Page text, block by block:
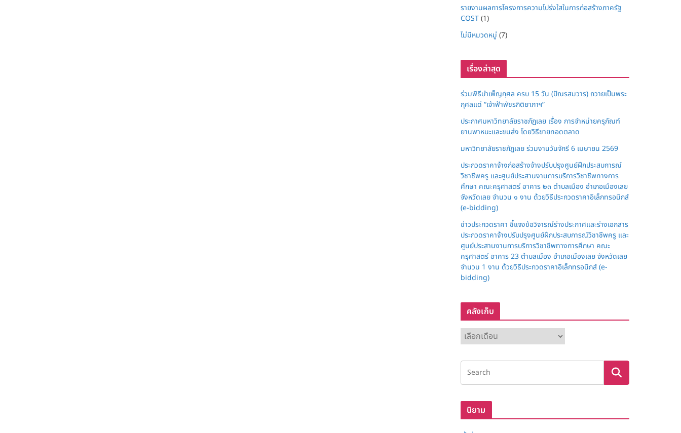
รายงานผลการโครงการความโปร่งใสในการก่อสร้างภาครัฐ
COST(1)
ไม่มีหมวดหมู่ (7)
เรื่องล่าสุด
ร่วมพิธีบำเพ็ญกุศล ครบ 15 วัน (ปัณรสมวาร) ถวายเป็นพระ
กุศลแด่ “เจ้าฟ้าพัชรกิติยาภาฯ”
ประกาศมหาวิทยาลัยราชภัฏเลย เรื่อง การจำหน่ายครุภัณฑ์
ยานพาหนะและขนส่ง โดยวิธีขายทอดตลาด
มหาวิทยาลัยราชภัฏเลย ร่วมงานวันจักรี 6 เมษายน 2569
ประกวดราคาจ้างก่อสร้างจ้างปรับปรุงศูนย์ฝึกประสบการณ์
วิชาชีพครู และศูนย์ประสานงานการบริการวิชาชีพทางการ
ศึกษา คณะครุศาสตร์ อาคาร ๒๓ ตำบลเมือง อำเภอเมืองเลย
จังหวัดเลย จำนวน ๑ งาน ด้วยวิธีประกวดราคาอิเล็กทรอนิกส์
(e-bidding)
ข่าวประกวดราคา ชี้แจงข้อวิจารณ์ร่างประกาศและร่างเอกสาร
ประกวดราคาจ้างปรับปรุงศูนย์ฝึกประสบการณ์วิชาชีพครู และ
ศูนย์ประสานงานการบริการวิชาชีพทางการศึกษา คณะ
ครุศาสตร์ อาคาร 23 ตำบลเมือง อำเภอเมืองเลย จังหวัดเลย
จำนวน 1 งาน ด้วยวิธีประกวดราคาอิเล็กทรอนิกส์ (e-
bidding)
คลังเก็บ
ลั
ง
ก็
นิยาม